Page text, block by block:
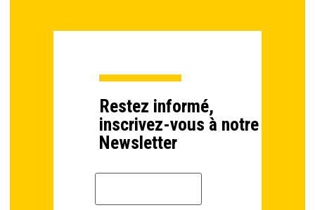
Restez informé,
inscrivez-vous à notre
Newsletter